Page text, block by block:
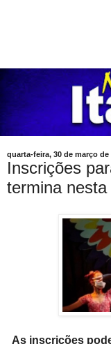
quarta-feira, 30 de março de
Inscrições
termina
As inscrições